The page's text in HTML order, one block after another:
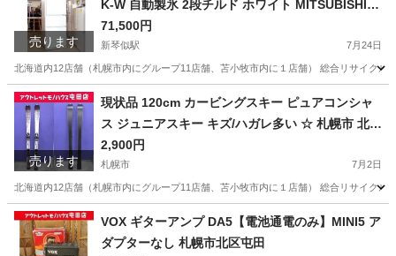
売ります
K-W 自動製氷 2段チルド ホワイト MITSUBISHI
☆ 札幌市北区屯田
71,500円
新琴似駅 7月24日
北海道内12店舗（札幌市内にグループ11店舗、苫小牧市内に１店舗） 総合リサイク
北海道 札幌市 新琴似駅 キッチン家電 店舗
売ります
現状品 120cm カービングスキー ピュアコンシャ
ス ジュニアスキー キズ/ハガレ多い ☆ 札幌市 北区
屯田
2,900円
札幌市 7月2日
北海道内12店舗（札幌市内にグループ11店舗、苫小牧市内に１店舗） 総合リサイク
北海道 札幌市 スキー ピュアコンシャス
VOX ギターアンプ DA5【電池通電のみ】MINI5 ア
ダプターなし 札幌市北区屯田